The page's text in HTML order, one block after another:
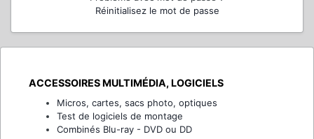
Réinitialisez le mot de passe
ACCESSOIRES MULTIMÉDIA, LOGICIELS
Micros, cartes, sacs photo, optiques
Test de logiciels de montage
Combinés Blu-ray - DVD ou DD